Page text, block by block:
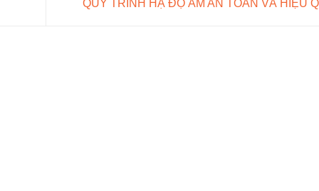
QUY TRÌNH HẠ ĐỘ ẨM AN TOÀN VÀ HIỆU